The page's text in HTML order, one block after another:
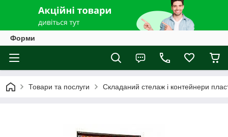
Форми
Товари та послуги Складаний стелаж і контейнери